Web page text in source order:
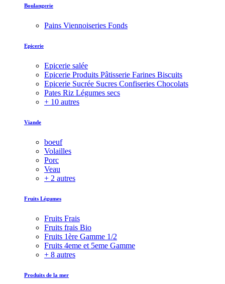
Boulangerie
Pains Viennoiseries Fonds
Epicerie
Epicerie salée
Epicerie Produits Pâtisserie Farines Biscuits
Epicerie Sucrée Sucres Confiseries Chocolats
Pates Riz Légumes secs
+ 10 autres
Viande
boeuf
Volailles
Porc
Veau
+ 2 autres
Fruits Légumes
Fruits Frais
Fruits frais Bio
Fruits 1ère Gamme 1/2
Fruits 4eme et 5eme Gamme
+ 8 autres
Produits de la mer